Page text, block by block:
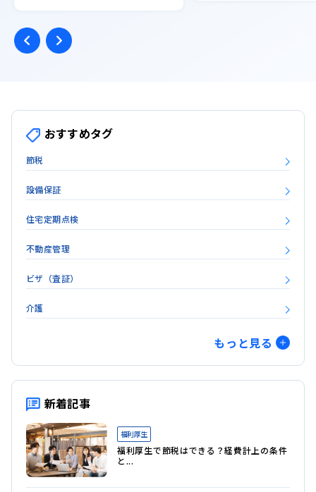
おすすめタグ
節税
設備保証
住宅定期点検
不動産管理
ビザ（査証）
介護
海外人事
健康経営
人的資本経営
転勤
不動産仲介
もっと見る
新着記事
福利厚生
福利厚生で節税はできる？経費計上の条件
と...